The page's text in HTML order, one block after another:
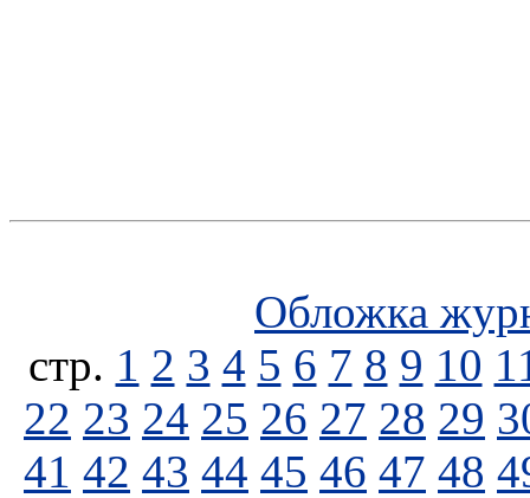
Обложка
стp. 1 2 3 4 5 6 7 8 9 10
22 23 24 25 26 27 28 29
41 42 43 44 45 46 47 48